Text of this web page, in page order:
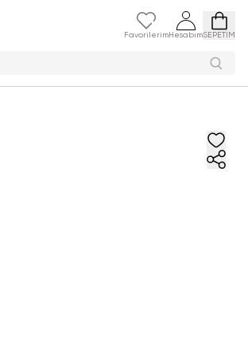
Favorilerim HesabımSEPETİM